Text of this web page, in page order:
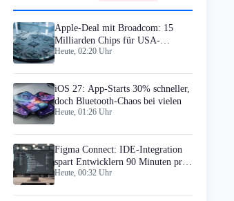
Apple-Deal mit Broadcom: 15
Milliarden Chips für USA-
Produktion
Heute, 02:20 Uhr
iOS 27: App-Starts 30% schneller,
doch Bluetooth-Chaos bei vielen
Heute, 01:26 Uhr
Figma Connect: IDE-Integration
spart Entwicklern 90 Minuten pro
Woche
Heute, 00:32 Uhr